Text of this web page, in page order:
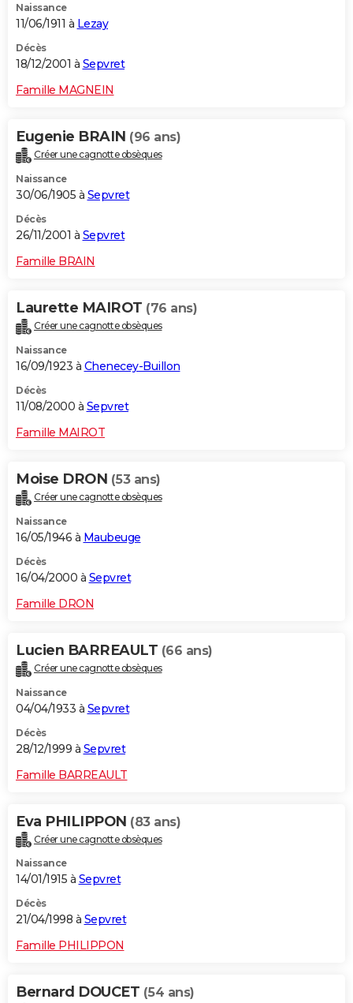
Naissance
11/06/1911 à Lezay
Décès
18/12/2001 à Sepvret
Famille MAGNEIN
Eugenie BRAIN (96 ans)
Créer une cagnotte obsèques
Naissance
30/06/1905 à Sepvret
Décès
26/11/2001 à Sepvret
Famille BRAIN
Laurette MAIROT (76 ans)
Créer une cagnotte obsèques
Naissance
16/09/1923 à Chenecey-Buillon
Décès
11/08/2000 à Sepvret
Famille MAIROT
Moise DRON (53 ans)
Créer une cagnotte obsèques
Naissance
16/05/1946 à Maubeuge
Décès
16/04/2000 à Sepvret
Famille DRON
Lucien BARREAULT (66 ans)
Créer une cagnotte obsèques
Naissance
04/04/1933 à Sepvret
Décès
28/12/1999 à Sepvret
Famille BARREAULT
Eva PHILIPPON (83 ans)
Créer une cagnotte obsèques
Naissance
14/01/1915 à Sepvret
Décès
21/04/1998 à Sepvret
Famille PHILIPPON
Bernard DOUCET (54 ans)